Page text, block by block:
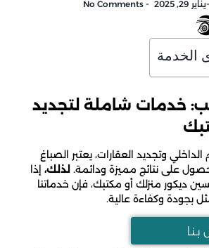
-يناير 29, 2025 -
الخدمة
خدمات شاملة لتجديد
وتجديد العقارات، يعتبر الصباغ
على نتائج مميزة ودائمة. لذلك، إذا
ديكور منزلك أو مكتبك، فإن خدماتنا
بجودة وكفاءة عالية.